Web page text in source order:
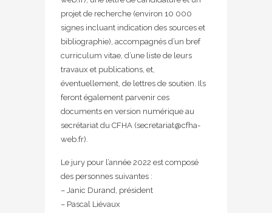
projet de recherche (environ 10 000
signes incluant indication des sources et
bibliographie), accompagnés d’un bref
curriculum vitae, d’une liste de leurs
travaux et publications, et,
éventuellement, de lettres de soutien. Ils
feront également parvenir ces
documents en version numérique au
secrétariat du CFHA (secretariat@cfha-
web.fr).
Le jury pour l’année 2022 est composé
des personnes suivantes :
– Janic Durand, président
– Pascal Liévaux